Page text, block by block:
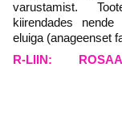
varustamist.
kiirendades
eluiga (anageenset
R-LIIN: